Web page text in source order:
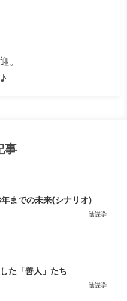
。
事
までの未来(シナリオ)
陰謀学
た「善人」たち
陰謀学